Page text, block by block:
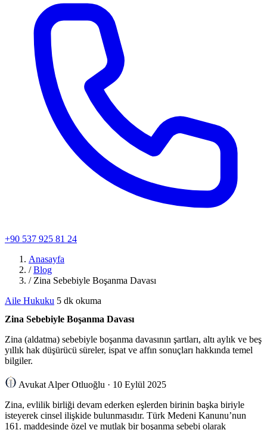
+90 537 925 81 24
Anasayfa
/ Blog
/ Zina Sebebiyle Boşanma Davası
Aile Hukuku 5 dk okuma
Zina Sebebiyle Boşanma Davası
Zina (aldatma) sebebiyle boşanma davasının şartları, altı aylık ve beş
yıllık hak düşürücü süreler, ispat ve affın sonuçları hakkında temel
bilgiler.
Avukat Alper Otluoğlu · 10 Eylül 2025
Zina, evlilik birliği devam ederken eşlerden birinin başka biriyle
isteyerek cinsel ilişkide bulunmasıdır. Türk Medeni Kanunu’nun
161. maddesinde özel ve mutlak bir boşanma sebebi olarak